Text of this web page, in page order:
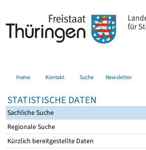
Home Kontakt Suche Newsletter
STATISTISCHE DATEN
Sachliche Suche
Regionale Suche
Kürzlich bereitgestellte Daten